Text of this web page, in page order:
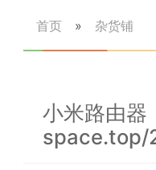
首页 » 杂货铺
小米路由
space.top/